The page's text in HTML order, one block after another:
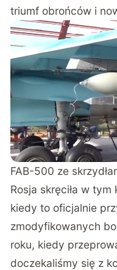
triumf obrońców i
FAB-500 ze
Rosja skręciła w tym
kiedy to oficjalnie
zmodyfikowanych
roku, kiedy
doczekaliśmy się z